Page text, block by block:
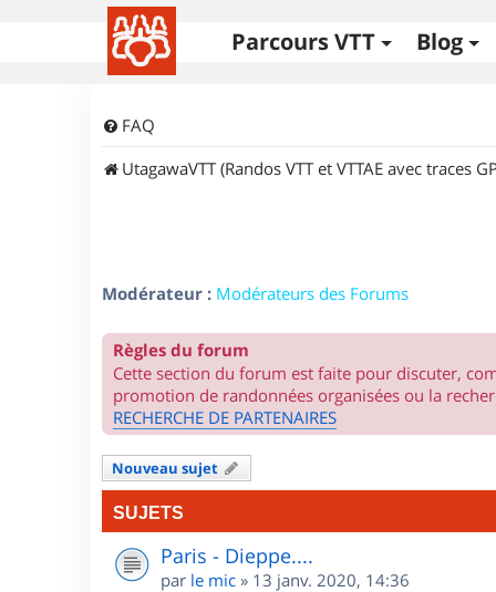
Parcours VTT Blog
FAQ
UtagawaVTT (Randos VTT et VTTAE avec traces
Modérateur : Modérateurs des Forums
Règles du forum
Cette section du forum est faite pour discuter,
promotion de randonnées organisées ou la
RECHERCHE DE PARTENAIRES
Nouveau sujet
SUJETS
Paris - Dieppe....
par le mic » 13 janv. 2020, 14:36